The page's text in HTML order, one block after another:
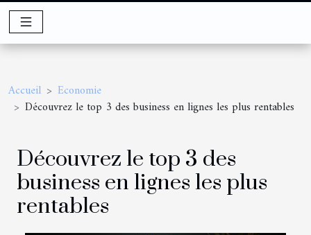
Accueil
Economie
Découvrez le top 3 des business en lignes les plus rentables
Découvrez le top 3 des
business en lignes les plus
rentables